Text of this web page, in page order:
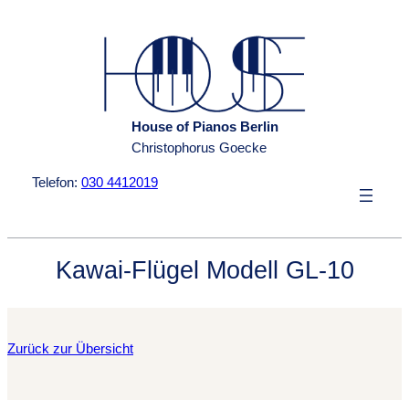
House of Pianos Berlin
Christophorus Goecke
Telefon: 030 4412019
Kawai-Flügel Modell GL-10
Zurück zur Übersicht